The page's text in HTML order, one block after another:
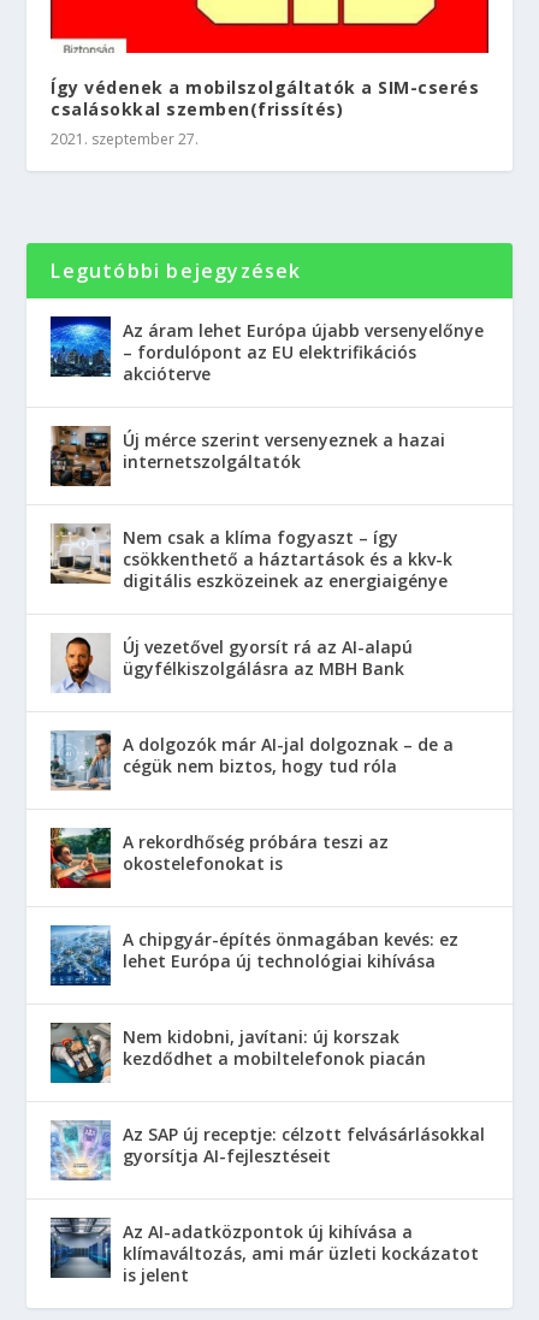
Így védenek a mobilszolgáltatók a SIM-cserés
csalásokkal szemben(frissítés)
2021. szeptember 27.
Legutóbbi bejegyzések
Az áram lehet Európa újabb versenyelőnye
– fordulópont az EU elektrifikációs
akcióterve
Új mérce szerint versenyeznek a hazai
internetszolgáltatók
Nem csak a klíma fogyaszt – így
csökkenthető a háztartások és a kkv-k
digitális eszközeinek az energiaigénye
Új vezetővel gyorsít rá az AI-alapú
ügyfélkiszolgálásra az MBH Bank
A dolgozók már AI-jal dolgoznak – de a
cégük nem biztos, hogy tud róla
A rekordhőség próbára teszi az
okostelefonokat is
A chipgyár-építés önmagában kevés: ez
lehet Európa új technológiai kihívása
Nem kidobni, javítani: új korszak
kezdődhet a mobiltelefonok piacán
Az SAP új receptje: célzott felvásárlásokkal
gyorsítja AI-fejlesztéseit
Az AI-adatközpontok új kihívása a
klímaváltozás, ami már üzleti kockázatot
is jelent